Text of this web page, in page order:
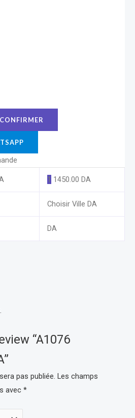
1 1450.00 DA
Choisir Ville DA
DA
“A1076
pas publiée. Les champs
avec *